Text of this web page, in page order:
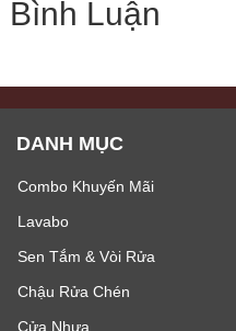
Bình Luận
DANH MỤC
Combo Khuyến Mãi
Lavabo
Sen Tắm & Vòi Rửa
Chậu Rửa Chén
Cửa Nhựa